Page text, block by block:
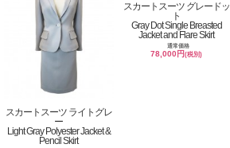
スカートスーツ ライトグレ
ー
Light Gray Polyester Jacket &
Pencil Skirt
スカートスーツ グレードッ
ト
Gray Dot Single Breasted
Jacket and Flare Skirt
通常価格
78,000円(税別)